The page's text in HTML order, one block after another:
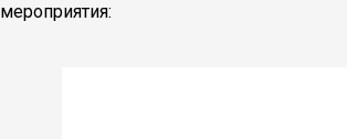
мероприятия: